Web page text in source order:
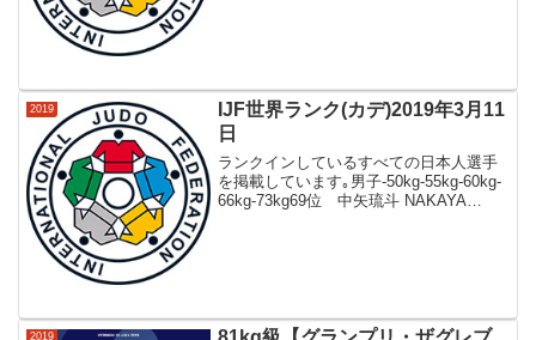
2019
IJF世界ランク(カデ)2019年3月11
日
ランクインしているすべての日本人選手
を掲載しています｡男子-50kg-55kg-60kg-
66kg-73kg69位 中矢琉斗 NAKAYA
2019